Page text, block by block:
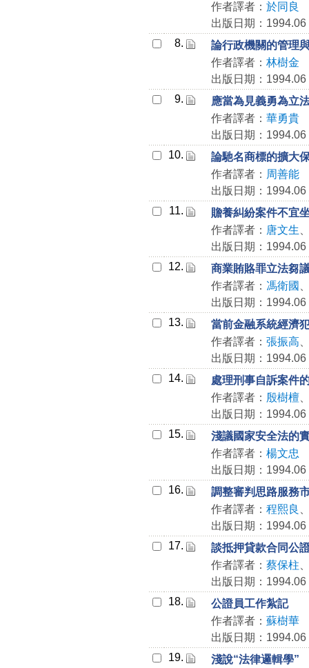
作者譯者： 於同良
出版日期：1994.06
8.
論行政機關的管理
作者譯者： 林樹金
出版日期：1994.06
9.
應當為見義勇為立
作者譯者： 華勇貴
出版日期：1994.06
10.
論馳名商標的擴大
作者譯者： 周善能
出版日期：1994.06
11.
贍養糾紛案件不宜
作者譯者： 唐文生
出版日期：1994.06
12.
商業賄賂罪立法芻
作者譯者： 馮衛國
出版日期：1994.06
13.
當前金融系統經濟
作者譯者： 張振高
出版日期：1994.06
14.
處理刑事自訴案件
作者譯者： 殷樹檀
出版日期：1994.06
15.
淺議國家安全法的
作者譯者： 楊文忠
出版日期：1994.06
16.
調整審判思路服務
作者譯者： 程熙良
出版日期：1994.06
17.
談抵押貸款合同公
作者譯者： 蔡保柱
出版日期：1994.06
18.
公證員工作紮記
作者譯者： 蘇樹華
出版日期：1994.06
19.
淺說“法律邏輯學”